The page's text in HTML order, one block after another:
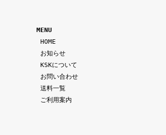
MENU
HOME
お知らせ
KSKについて
お問い合わせ
送料一覧
ご利用案内